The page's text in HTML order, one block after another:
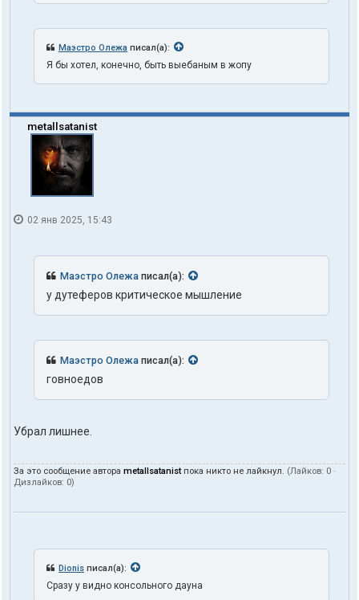
Маэстро Олежа писал(а):
Я бы хотел, конечно, быть выебаным в жопу
metallsatanist
02 янв 2025, 15:43
Маэстро Олежа писал(а):
у дутеферов критическое мышление
Маэстро Олежа писал(а):
говноедов
Убрал лишнее.
За это сообщение автора metallsatanistпока никто не лайкнул. (Лайков: 0 ·
Дизлайков: 0)
Dionis писал(а):
Сразу у видно консольного дауна